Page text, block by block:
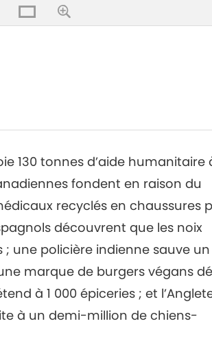
130 tonnes d’aide humanitaire
fondent en raison du
recyclés en chaussures
découvrent que les noix
; une policière indienne sauve
marque de burgers végans
à 1 000 épiceries ; et
à un demi-million de chiens-